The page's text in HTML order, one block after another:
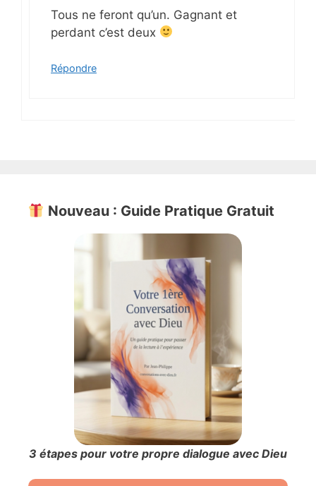
Tous ne feront qu’un. Gagnant et
perdant c’est deux
Répondre
Nouveau : Guide Pratique Gratuit
3 étapes pour votre propre dialogue avec Dieu